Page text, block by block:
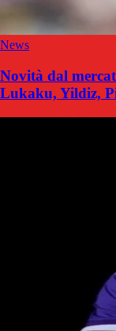
News
Novità dal
Lukaku, Yildiz,